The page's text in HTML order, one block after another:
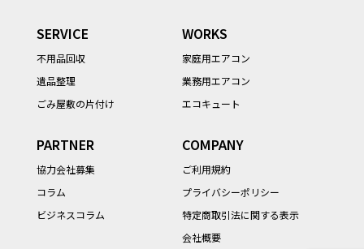
SERVICE
不用品回収
遺品整理
ごみ屋敷の片付け
WORKS
家庭用エアコン
業務用エアコン
エコキュート
PARTNER
協力会社募集
コラム
ビジネスコラム
COMPANY
ご利用規約
プライバシーポリシー
特定商取引法に関する表示
会社概要